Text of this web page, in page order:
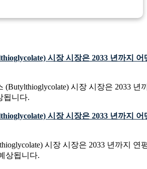
시장 시장은 2033 년까지
(Butylthioglycolate) 시장 시장은 2033 년
됩니다.
시장 시장은 2033 년까지
시장 시장은 2033 년까지 연
상됩니다.